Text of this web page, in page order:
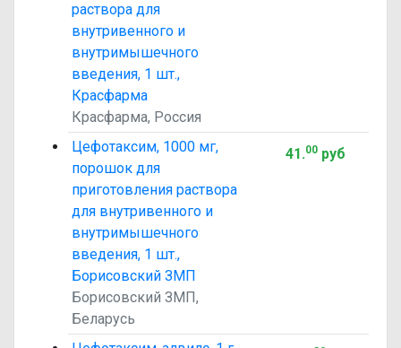
раствора для
внутривенного и
внутримышечного
введения, 1 шт.,
Красфарма
Красфарма, Россия
Цефотаксим, 1000 мг,
порошок для
приготовления раствора
для внутривенного и
внутримышечного
введения, 1 шт.,
Борисовский ЗМП
Борисовский ЗМП,
Беларусь
41 .00руб